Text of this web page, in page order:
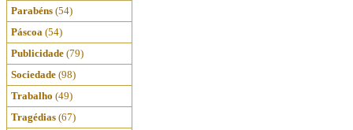
Parabéns (54)
Páscoa (54)
Publicidade (79)
Sociedade (98)
Trabalho (49)
Tragédias (67)